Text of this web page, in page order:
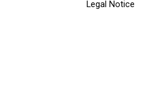
Legal Notice